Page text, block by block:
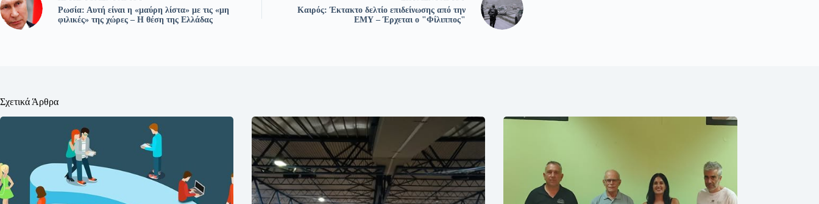
Ρωσία: Αυτή είναι η «μαύρη λίστα» με τις «μη
φιλικές» της χώρες – Η θέση της Ελλάδας
Καιρός: Έκτακτο δελτίο επιδείνωσης από την
ΕΜΥ – Έρχεται ο "Φίλιππος"
Σχετικά Άρθρα